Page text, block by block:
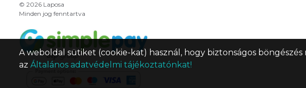
© 2026 Laposa
Minden jog fenntartva
A weboldal sütiket (cookie-kat) használ, hogy biztonságos
az Általános adatvédelmi tájékoztatónkat!